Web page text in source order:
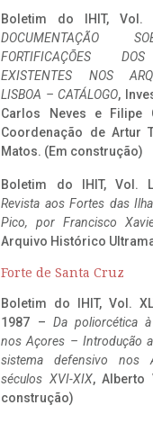
Boletim do IHIT, Vol.
DOCUMENTAÇÃO
FORTIFICAÇÕES
EXISTENTES NOS
LISBOA – CATÁLOGO,
Carlos Neves e Filipe
Coordenação de Artur
Matos. (Em construção)
Boletim do IHIT, Vol.
Revista aos Fortes das
Pico, por Francisco
Arquivo Histórico
Forte de Santa Cruz
Boletim do IHIT, Vol.
1987 – Da poliorcética
nos Açores – Introdução
sistema defensivo nos
séculos XVI-XIX, Alberto
construção)